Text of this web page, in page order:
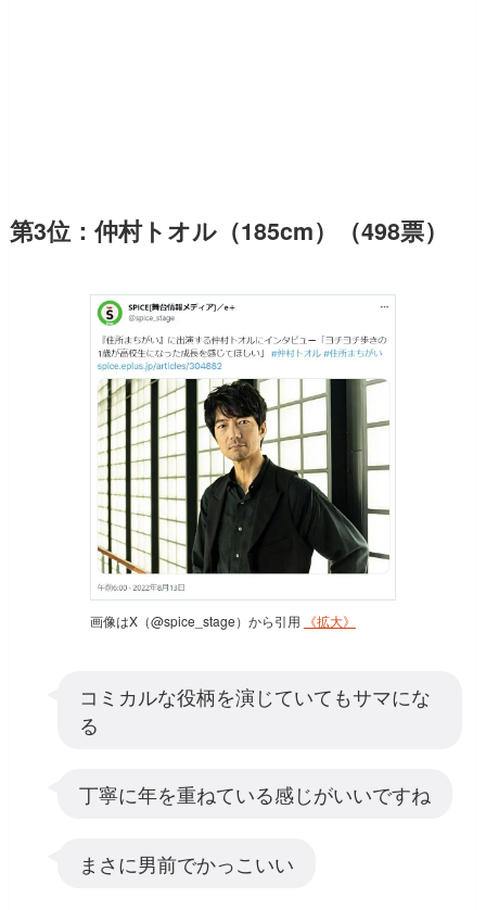
第3位：仲村トオル（185cm）（498票）
画像はX（@spice_stage）から引用 《拡大》
コミカルな役柄を演じていてもサマにな
る
丁寧に年を重ねている感じがいいですね
まさに男前でかっこいい